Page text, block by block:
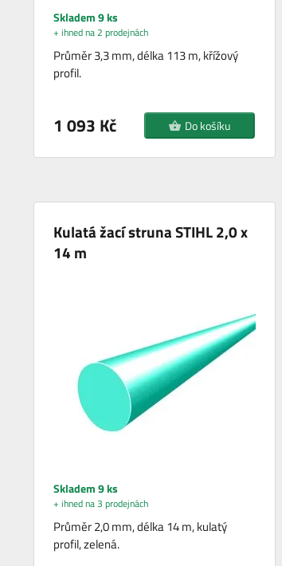
Skladem 9 ks
+ ihned na 2 prodejnách
Průměr 3,3 mm, délka 113 m, křížový
profil.
1 093 Kč Do košíku
Kulatá žací struna STIHL 2,0 x
14 m
Skladem 9 ks
+ ihned na 3 prodejnách
Průměr 2,0 mm, délka 14 m, kulatý
profil, zelená.